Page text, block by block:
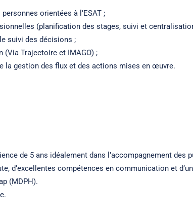
orientées à l’ESAT ;
(planification des stages, suivi et
suivi des décisions ;
(Via Trajectoire et IMAGO) ;
la gestion des flux et des actions mises en œuvre.
de 5 ans idéalement dans l’accompagnement des
d’excellentes compétences en communication et
(MDPH).